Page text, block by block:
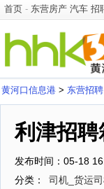
首页 - 东营房产 汽车 招
黄河口信息港 > 东营招聘
利津招
发布时间：05-18
分类：
司机_货运